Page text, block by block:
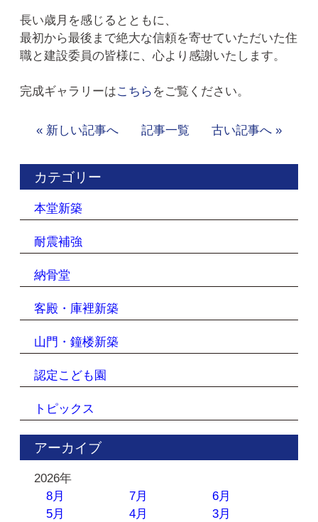
長い歳月を感じるとともに、
最初から最後まで絶大な信頼を寄せていただいた住
職と建設委員の皆様に、心より感謝いたします。
完成ギャラリーはこちら をご覧ください。
« 新しい記事へ 記事一覧 古い記事へ »
カテゴリー
本堂新築
耐震補強
納骨堂
客殿・庫裡新築
山門・鐘楼新築
認定こども園
トピックス
アーカイブ
2026年
8月
7月
6月
5月
4月
3月